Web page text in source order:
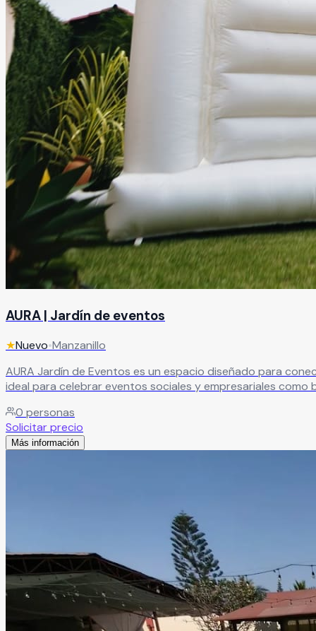
AURA | Jardín de eventos
★Nuevo•Manzanillo
AURA Jardín de Eventos es un espacio diseñado para
ideal para celebrar eventos sociales y empresariales
transforma en un momento único para compartir junto a
0 personas
Solicitar precio
Más información